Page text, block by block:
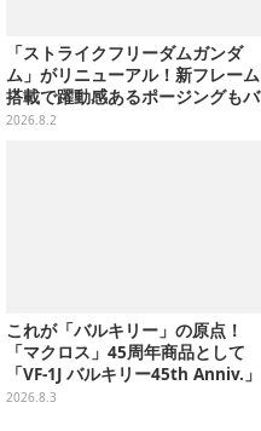
「ストライクフリーダムガンダ
ム」がリニューアル！新フレーム
搭載で躍動感あるポージングもバ
ッチリ
2026.8.2
これが「バルキリー」の原点！
「マクロス」45周年商品として
「VF-1J バルキリー45th Anniv.」
が予約開始
2026.8.3